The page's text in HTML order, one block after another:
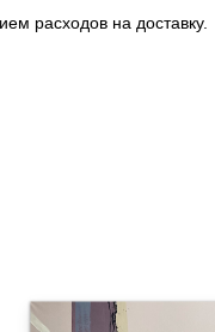
расходов на доставку.